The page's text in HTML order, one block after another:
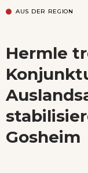
AUS DER REGION
Hermle
Gosheim